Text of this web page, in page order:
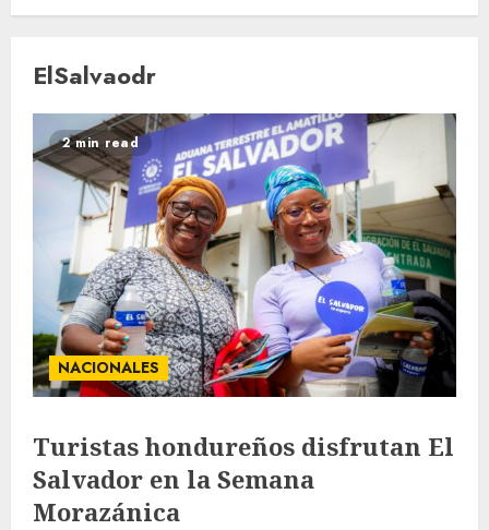
ElSalvaodr
2 min read
NACIONALES
Turistas hondureños disfrutan El
Salvador en la Semana
Morazánica